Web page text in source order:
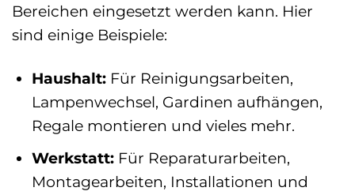
Bereichen eingesetzt werden kann. Hier
sind einige Beispiele:
Haushalt:Für Reinigungsarbeiten,
Lampenwechsel, Gardinen aufhängen,
Regale montieren und vieles mehr.
Werkstatt:Für Reparaturarbeiten,
Montagearbeiten, Installationen und